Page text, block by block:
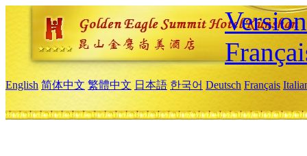
English 简体中文 繁體中文 日本語 한국어 Deutsch Français